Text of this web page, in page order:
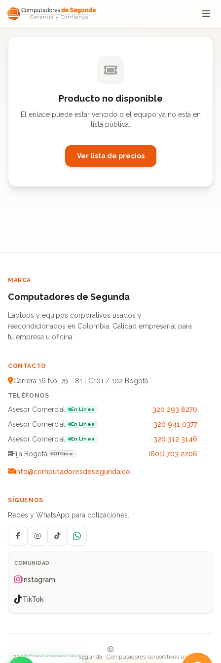
Saltar al contenido
Producto no disponible
El enlace puede estar vencido o el equipo ya no está en
lista pública.
Ver lista de precios
MARCA
Computadores de Segunda
Laptops y equipos corporativos usados y
reacondicionados en Colombia. Calidad empresarial para
tu empresa u oficina.
CONTACTO
Carrera 16 No. 79 - 81 LC101 / 102 Bogotá
TELÉFONOS
Asesor Comercial En Línea
320 293 8270
Asesor Comercial
En Línea
320 941 0377
Asesor Comercial
En Línea
320 312 3146
Fija Bogotá
Offline (601) 703 2206
info@computadoresdesegunda.co
SÍGUENOS
Redes y WhatsApp para cotizaciones.
FacebookInstagramTikTokWhatsApp
COMUNIDAD
Instagram
TikTok
2026 Computadores de Segunda · Computadores corporativos usados en